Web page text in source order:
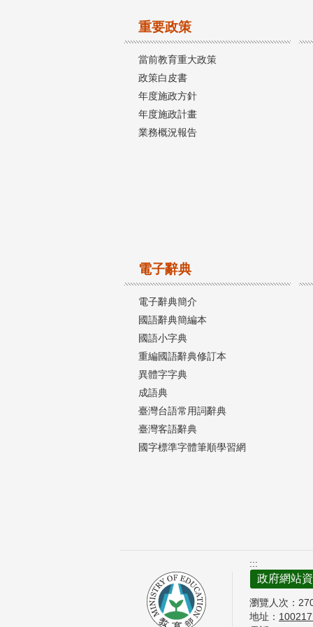
重要政策
當前教育重大政策
政策白皮書
年度施政方針
年度施政計畫
業務概況報告
電子辭典
電子辭典簡介
國語辭典簡編本
國語小字典
重編國語辭典修訂本
異體字字典
成語典
臺灣台語常用詞辭典
臺灣客語辭典
國字標準字體筆順學習網
:::
政府網站
瀏覽人次：
地址：